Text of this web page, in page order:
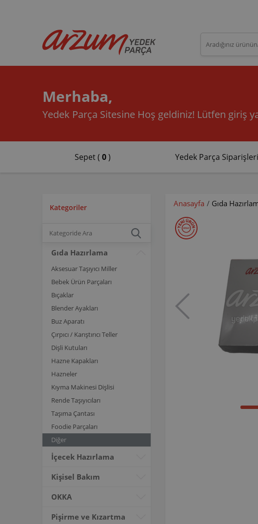
Merhaba,
Yedek Parça Sitesine Hoş geldiniz! Lütfen giriş
Sepet ( 0) Yedek Parça
Kategoriler
Gıda Hazırlama
Aksesuar Taşıyıcı Miller
Bebek Ürün Parçaları
Bıçaklar
Blender Ayakları
Buz Aparatı
Çırpıcı / Karıştırıcı Teller
Dişli Kutuları
Hazne Kapakları
Hazneler
Kıyma Makinesi Dişlisi
Rende Taşıyıcıları
Taşıma Çantası
Foodie Parçaları
Diğer
İçecek Hazırlama
Kişisel Bakım
OKKA
Pişirme ve Kızartma
Anasayfa / Gıda